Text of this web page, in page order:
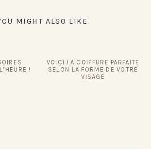
MIGHT ALSO LIKE
!
VOICI LA COIFFURE PARFAITE
SELON LA FORME DE VOTRE
VISAGE